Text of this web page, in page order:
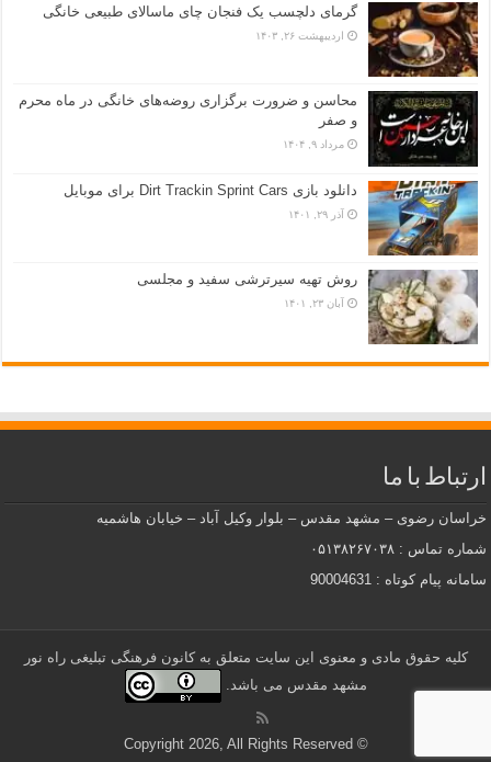
گرمای دلچسب یک فنجان چای ماسالای طبیعی خانگی
اردیبهشت ۲۶, ۱۴۰۳
محاسن و ضرورت برگزاری روضه‌های خانگی در ماه محرم
و صفر
مرداد ۹, ۱۴۰۴
دانلود بازی Dirt Trackin Sprint Cars برای موبایل
آذر ۲۹, ۱۴۰۱
روش تهیه سیرترشی سفید و مجلسی
آبان ۲۳, ۱۴۰۱
ارتباط با ما
خراسان رضوی – مشهد مقدس – بلوار وکیل آباد – خیابان هاشمیه
شماره تماس : ۰۵۱۳۸۲۶۷۰۳۸
سامانه پیام کوتاه : 90004631
کلیه حقوق مادی و معنوی این سایت متعلق به کانون فرهنگی تبلیغی راه نور
مشهد مقدس می باشد.
© Copyright 2026, All Rights Reserved